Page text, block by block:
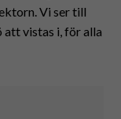
Vi ser till
vistas i, för alla